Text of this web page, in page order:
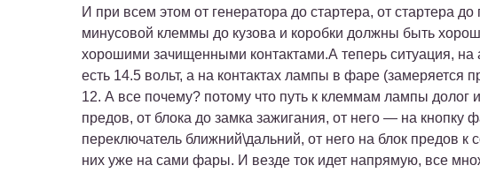
И при всем этом от генератора до стартера, от стартера
минусовой клеммы до кузова и коробки должны быть
хорошими зачищенными контактами.А теперь ситуация, на
есть 14.5 вольт, а на контактах лампы в фаре (замеряется
12. А все почему? потому что путь к клеммам лампы долог и
предов, от блока до замка зажигания, от него — на кнопку
переключатель ближний\дальний, от него на блок предов к
них уже на сами фары. И везде ток идет напрямую, все